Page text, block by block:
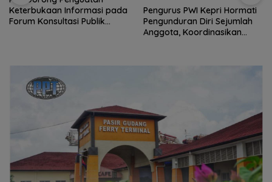
Pengurus PWI Kepri Hormati
Pengunduran Diri Sejumlah
Pemko Batam, Siap
Berkontribusi untuk
Pembangunan Daerah